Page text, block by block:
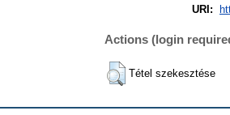
URI:
Actions (login
Tétel szekesztése